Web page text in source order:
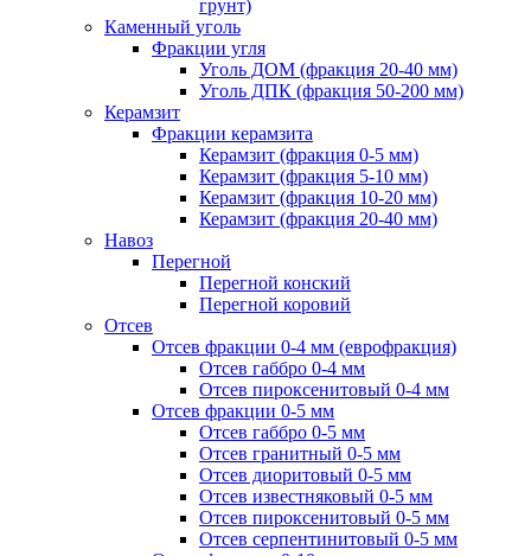
грунт)
Каменный уголь
Фракции угля
Уголь ДОМ (фракция 20-40 мм)
Уголь ДПК (фракция 50-200 мм)
Керамзит
Фракции керамзита
Керамзит (фракция 0-5 мм)
Керамзит (фракция 5-10 мм)
Керамзит (фракция 10-20 мм)
Керамзит (фракция 20-40 мм)
Навоз
Перегной
Перегной конский
Перегной коровий
Отсев
Отсев фракции 0-4 мм (еврофракция)
Отсев габбро 0-4 мм
Отсев пироксенитовый 0-4 мм
Отсев фракции 0-5 мм
Отсев габбро 0-5 мм
Отсев гранитный 0-5 мм
Отсев диоритовый 0-5 мм
Отсев известняковый 0-5 мм
Отсев пироксенитовый 0-5 мм
Отсев серпентинитовый 0-5 мм